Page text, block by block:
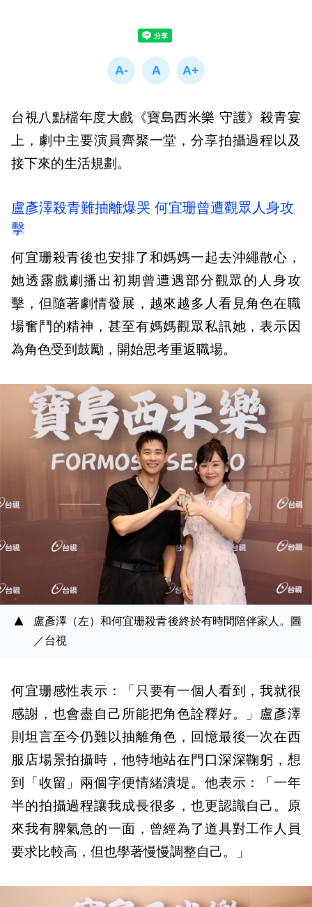
台視八點檔年度大戲《寶島西米樂 守護》殺青宴
上，劇中主要演員齊聚一堂，分享拍攝過程以及
接下來的生活規劃。
盧彥澤殺青難抽離爆哭 何宜珊曾遭觀眾人身攻
擊
何宜珊殺青後也安排了和媽媽一起去沖繩散心，
她透露戲劇播出初期曾遭遇部分觀眾的人身攻
擊，但隨著劇情發展，越來越多人看見角色在職
場奮鬥的精神，甚至有媽媽觀眾私訊她，表示因
為角色受到鼓勵，開始思考重返職場。
盧彥澤（左）和何宜珊殺青後終於有時間陪伴家人。圖
／台視
何宜珊感性表示：「只要有一個人看到，我就很
感謝，也會盡自己所能把角色詮釋好。」盧彥澤
則坦言至今仍難以抽離角色，回憶最後一次在西
服店場景拍攝時，他特地站在門口深深鞠躬，想
到「收留」兩個字便情緒潰堤。他表示：「一年
半的拍攝過程讓我成長很多，也更認識自己。原
來我有脾氣急的一面，曾經為了道具對工作人員
要求比較高，但也學著慢慢調整自己。」